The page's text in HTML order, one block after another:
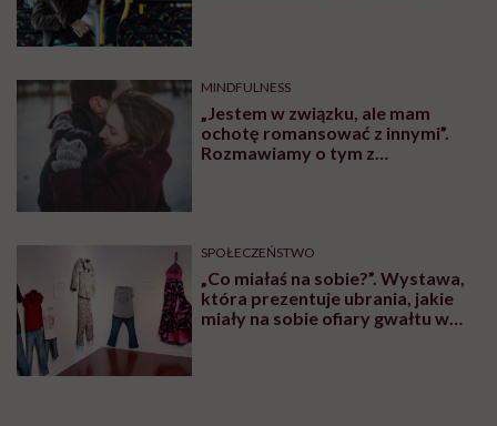
MINDFULNESS
„Jestem w związku, ale mam
ochotę romansować z innymi”.
Rozmawiamy o tym z
SPOŁECZEŃSTWO
„Co miałaś na sobie?”. Wystawa,
która prezentuje ubrania, jakie
miały na sobie ofiary gwałtu w